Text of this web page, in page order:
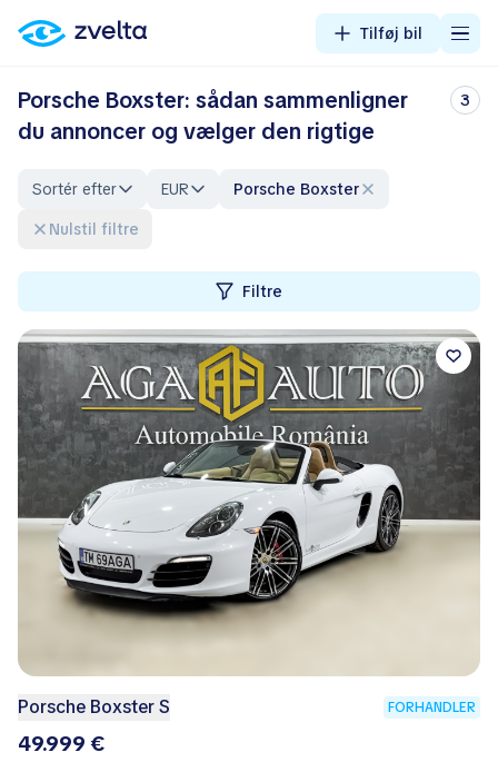
Tilføj bil
Porsche Boxster: sådan sammenligner
du annoncer og vælger den rigtige
3
Sortér efter EUR
Porsche Boxster
Nulstil filtre
Filtre
Porsche Boxster S FORHANDLER
49.999 €